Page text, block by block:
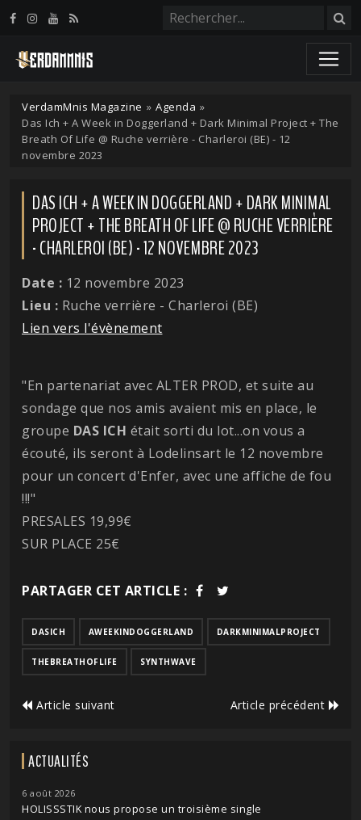
VerdamMnis Magazine » Agenda »
Das Ich + A Week in Doggerland + Dark Minimal Project + The
Breath Of Life @ Ruche verrière - Charleroi (BE) - 12
novembre 2023
DAS ICH + A WEEK IN DOGGERLAND + DARK MINIMAL
PROJECT + THE BREATH OF LIFE @ RUCHE VERRIÈRE
- CHARLEROI (BE) - 12 NOVEMBRE 2023
Date : 12 novembre 2023
Lieu : Ruche verrière - Charleroi (BE)
Lien vers l'évènement
"En partenariat avec ALTER PROD, et suite au
sondage que nos amis avaient mis en place, le
groupe DAS ICH était sorti du lot...on vous a
écouté, ils seront à Lodelinsart le 12 novembre
pour un concert d'Enfer, avec une affiche de fou
!!!"
PRESALES 19,99€
SUR PLACE 25€
PARTAGER CET ARTICLE :
DASICH AWEEKINDOGGERLAND DARKMINIMALPROJECT
THEBREATHOFLIFE SYNTHWAVE
Article suivant Article précédent
ACTUALITÉS
6 août 2026
HOLISSSTIK nous propose un troisième single
Panneau de gestion des cookies